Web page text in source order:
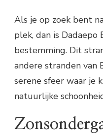
Als je op zoek bent
plek, dan is Dadaepo
bestemming. Dit
andere stranden van
serene sfeer waar je
natuurlijke